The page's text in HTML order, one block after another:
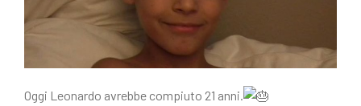
Oggi Leonardo avrebbe compiuto 21 anni.